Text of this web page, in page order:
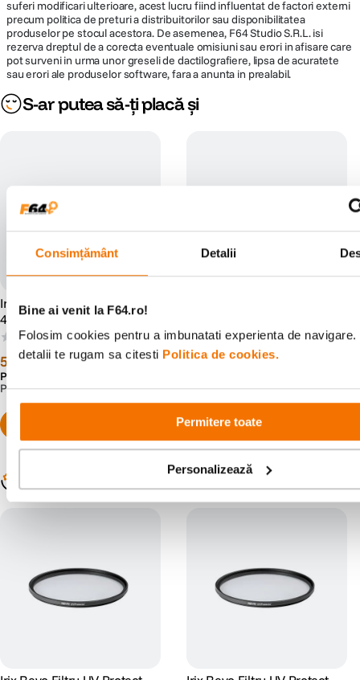
Consimțământ Detalii
Bine ai venit la F64.ro!
Folosim cookies pentru a imbunatati experienta de navigare.
detalii te rugam sa citesti Politica de cookies.
Permitere toate
Personalizează
suferi modificari ulterioare, acest lucru fiind influentat de factori externi
precum politica de preturi a distribuitorilor sau disponibilitatea
produselor pe stocul acestora. De asemenea, F64 Studio S.R.L. isi
rezerva dreptul de a corecta eventuale omisiuni sau erori in afisare care
pot surveni in urma unor greseli de dactilografiere, lipsa de acuratete
sau erori ale produselor software, fara a anunta in prealabil.
S-ar putea să-ți placă și
Irix Revo Filtru UV Protect
49mm
(0)
59 99 lei
Preț anterior:
PRP:97 lei
(0)
5999 lei
PRP:112 lei
Populare în aceeași categorie